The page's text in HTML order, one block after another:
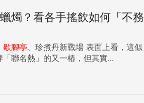
燭？看各手搖飲如何「不務
歇腳亭 、珍煮丹新戰場 表面上看，這似
聯名熱」的又一樁，但其實...